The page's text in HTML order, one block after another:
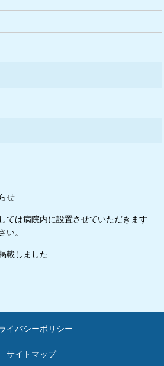
せ
ては病院内に設置させていただきます
い。
載しました
イバシーポリシー
サイトマップ